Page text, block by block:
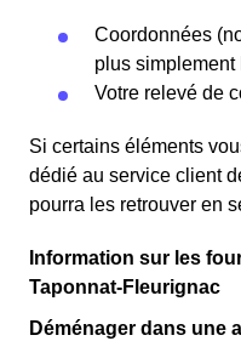
Coordonnées
plus simplement
Votre relevé de
Si certains éléments
dédié au service client
pourra les retrouver en
Information sur les
Taponnat-Fleurignac
Déménager dans une